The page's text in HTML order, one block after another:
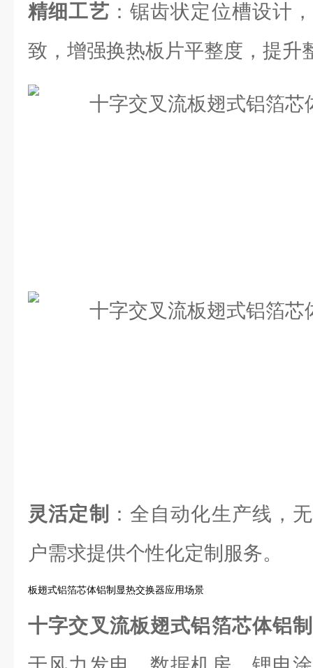
精细工艺 ：锯齿状定位槽设计
致，增强换热板片平整度，提升
灵活定制
：全自动化生产线，
户需求提供个性化定制服务。
板翅式铝箔芯体铝制显热交换器应用场景
十字交叉流板翅式铝箔芯体铝